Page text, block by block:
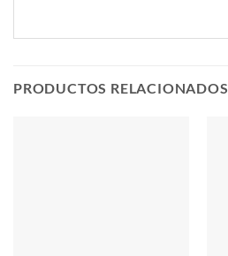
PRODUCTOS RELACIONADOS